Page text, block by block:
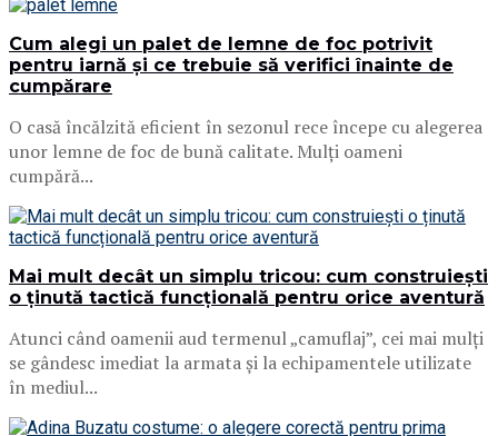
Cum alegi un palet de lemne de foc potrivit
pentru iarnă și ce trebuie să verifici înainte de
cumpărare
O casă încălzită eficient în sezonul rece începe cu alegerea
unor lemne de foc de bună calitate. Mulți oameni
cumpără...
Mai mult decât un simplu tricou: cum construiești
o ținută tactică funcțională pentru orice aventură
Atunci când oamenii aud termenul „camuflaj”, cei mai mulți
se gândesc imediat la armata și la echipamentele utilizate
în mediul...